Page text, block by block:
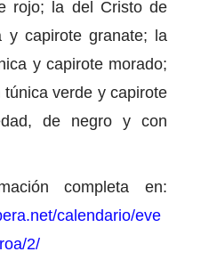
rojo; la del Cristo de
y capirote granate; la
y capirote morado;
verde y capirote
de negro y con
completa en:
calendario/eve
2/